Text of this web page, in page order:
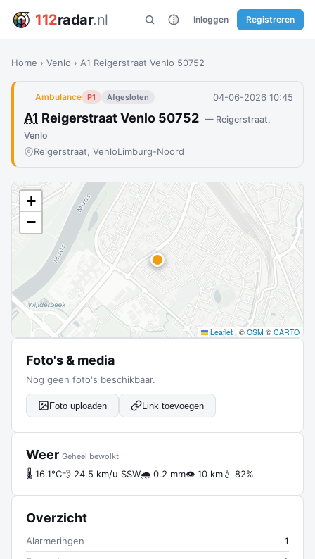
112radar.nl Inloggen Registreren
Home › Venlo › A1 Reigerstraat Venlo 50752
Ambulance P1 Afgesloten 04-06-2026 10:45
A1 Reigerstraat Venlo 50752 — Reigerstraat,
Venlo
Reigerstraat, VenloLimburg-Noord
+
−
Leaflet | © OSM © CARTO
Foto's & media
Nog geen foto's beschikbaar.
Foto uploaden Link toevoegen
Weer Geheel bewolkt
🌡 16.1°C💨 24.5 km/u SSW🌧 0.2 mm👁 10 km💧 82%
Overzicht
Alarmeringen
1